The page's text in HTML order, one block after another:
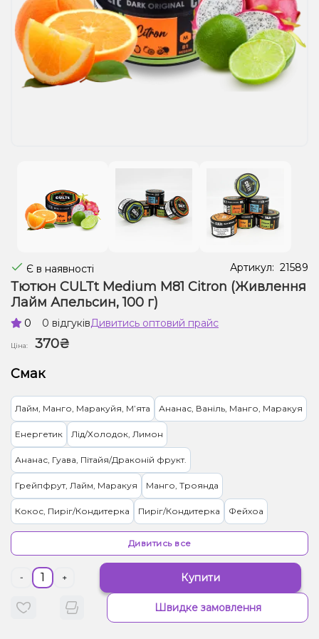
Рідини для електронних сигарет
Подарункові набори
Уцінка
Є в наявності Артикул: 21589
Тютюн CULTt Medium M81 Citron (Живлення
Лайм Апельсин, 100 г)
0 0 відгуківДивитись оптовий прайс
Ціна:
370₴
Смак
Лайм, Манго, Маракуйя, Мʼята Ананас, Ваніль, Манго, Маракуя
Енергетик Лід/Холодок, Лимон
Ананас, Гуава, Пітайя/Драконій фрукт.
Грейпфрут, Лайм, Маракуя Манго, Троянда
Кокос, Пиріг/Кондитерка Пиріг/Кондитерка Фейхоа
Ваніль, Вишня/Черешня, Кола
Вишня/Черешня, Чорниця/Лохина
Малина, Персик, Лід/Холодок
Дивитись все
- + Купити
Швидке замовлення